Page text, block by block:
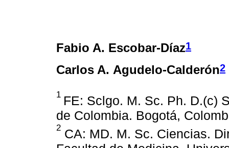
Fabio A. Escobar-Díaz1
Carlos A. Agudelo-Calderón2
1 FE: Sclgo. M. Sc. Ph. D.(c)
de Colombia. Bogotá,
2 CA: MD. M. Sc. Ciencias.